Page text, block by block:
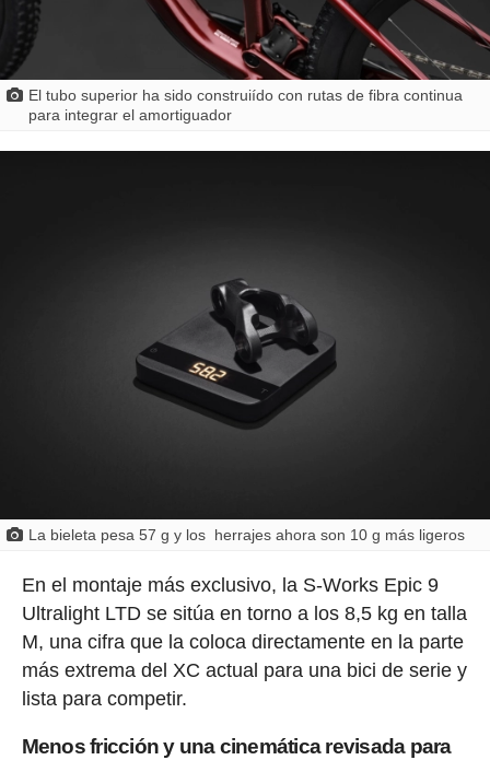
El tubo superior ha sido construiído con rutas de fibra continua
para integrar el amortiguador
La bieleta pesa 57 g y los herrajes ahora son 10 g más ligeros
En el montaje más exclusivo, la S-Works Epic 9
Ultralight LTD se sitúa en torno a los 8,5 kg en talla
M, una cifra que la coloca directamente en la parte
más extrema del XC actual para una bici de serie y
lista para competir.
Menos fricción y una cinemática revisada para